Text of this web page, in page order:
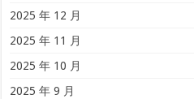
2025 年 12 月
2025 年 11 月
2025 年 10 月
2025 年 9 月